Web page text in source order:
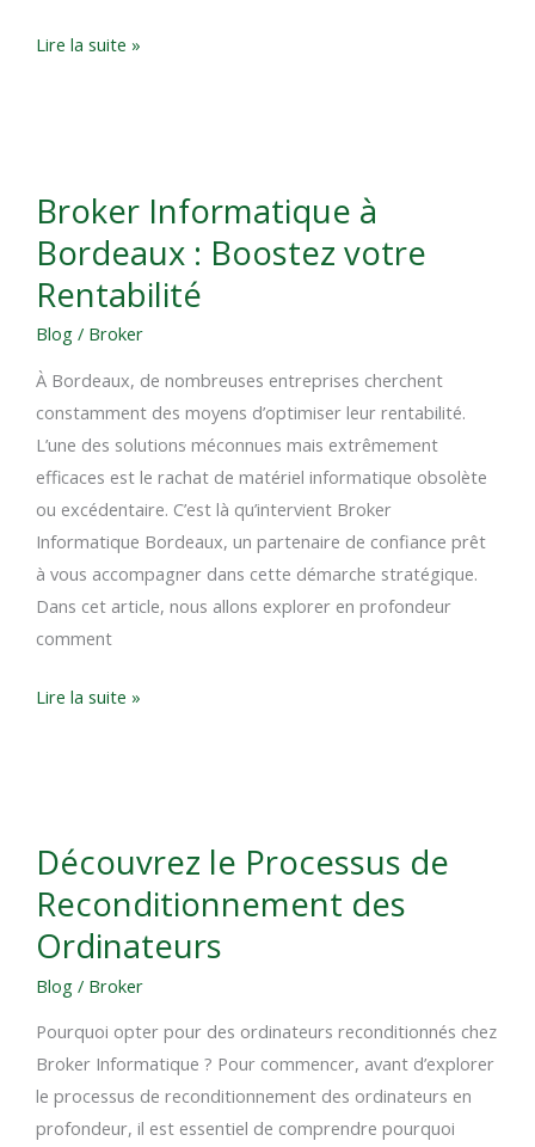
Lire la suite »
Broker Informatique à
Bordeaux : Boostez votre
Rentabilité
Blog/ Broker
À Bordeaux, de nombreuses entreprises cherchent
constamment des moyens d’optimiser leur rentabilité.
L’une des solutions méconnues mais extrêmement
efficaces est le rachat de matériel informatique obsolète
ou excédentaire. C’est là qu’intervient Broker
Informatique Bordeaux, un partenaire de confiance prêt
à vous accompagner dans cette démarche stratégique.
Dans cet article, nous allons explorer en profondeur
comment
Informatique
à
Boostez
votre
Rentabilité
Lire la suite »
Découvrez le Processus de
Reconditionnement des
Ordinateurs
Blog/ Broker
Pourquoi opter pour des ordinateurs reconditionnés chez
Broker Informatique ? Pour commencer, avant d’explorer
le processus de reconditionnement des ordinateurs en
profondeur, il est essentiel de comprendre pourquoi
Processus
Reconditionnement
des
Ordinateurs